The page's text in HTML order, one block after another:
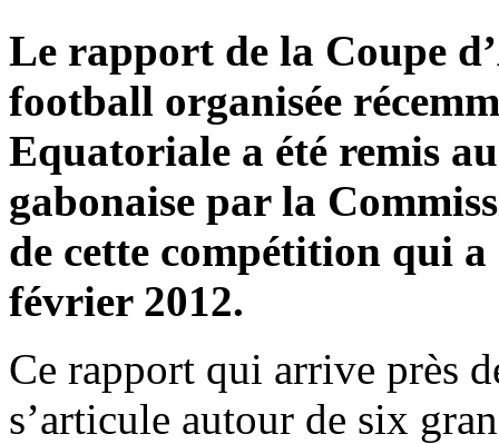
Le rapport de la Coupe
football organisée
Equatoriale a été remis
gabonaise par la
de cette compétition qui
février 2012.
Ce rapport qui arrive près
s’articule autour de six